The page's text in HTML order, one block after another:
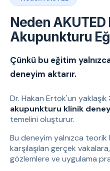
Neden AKUTED
Akupunkturu
Çünkü bu eğitim
deneyim aktarır.
Dr. Hakan Ertok'un yaklaşık
akupunkturu klinik
temelini oluşturur.
Bu deneyim yalnızca teorik
karşılaşılan gerçek
gözlemlere ve uygulama